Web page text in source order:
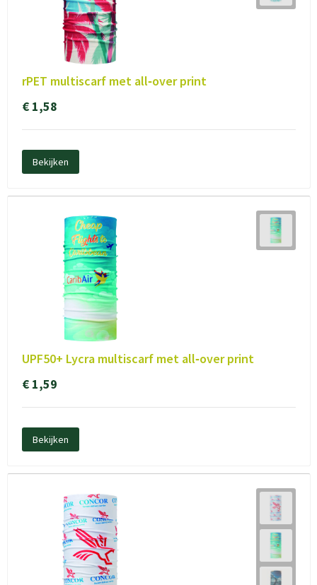
rPET multiscarf met all‑over print
€ 1,58
Bekijken
UPF50+ Lycra multiscarf met all‑over print
€ 1,59
Bekijken